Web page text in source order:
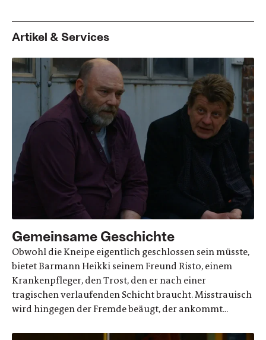
Artikel & Services
Gemeinsame Geschichte
Obwohl die Kneipe eigentlich geschlossen sein müsste,
bietet Barmann Heikki seinem Freund Risto, einem
Krankenpfleger, den Trost, den er nach einer
tragischen verlaufenden Schicht braucht. Misstrauisch
wird hingegen der Fremde beäugt, der ankommt...